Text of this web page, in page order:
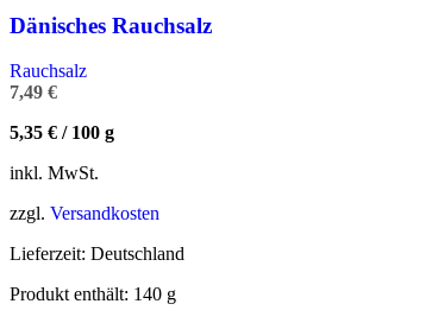
Dänisches Rauchsalz
Rauchsalz
7,49 €
5,35 € / 100 g
inkl. MwSt.
zzgl. Versandkosten
Lieferzeit: Deutschland
Produkt enthält: 140 g